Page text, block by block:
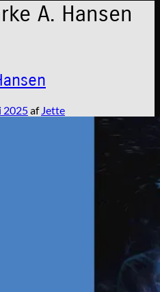
A. Hansen
2025af Jette